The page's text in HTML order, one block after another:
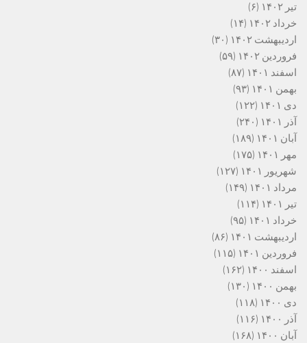
تیر ۱۴۰۲
(۶)
خرداد ۱۴۰۲
(۱۴)
اردیبهشت ۱۴۰۲
(۳۰)
فروردین ۱۴۰۲
(۵۹)
اسفند ۱۴۰۱
(۸۷)
بهمن ۱۴۰۱
(۹۳)
دی ۱۴۰۱
(۱۲۲)
آذر ۱۴۰۱
(۲۴۰)
آبان ۱۴۰۱
(۱۸۹)
مهر ۱۴۰۱
(۱۷۵)
شهریور ۱۴۰۱
(۱۲۷)
مرداد ۱۴۰۱
(۱۴۹)
تیر ۱۴۰۱
(۱۱۴)
خرداد ۱۴۰۱
(۹۵)
اردیبهشت ۱۴۰۱
(۸۶)
فروردین ۱۴۰۱
(۱۱۵)
اسفند ۱۴۰۰
(۱۶۲)
بهمن ۱۴۰۰
(۱۳۰)
دی ۱۴۰۰
(۱۱۸)
آذر ۱۴۰۰
(۱۱۶)
آبان ۱۴۰۰
(۱۶۸)